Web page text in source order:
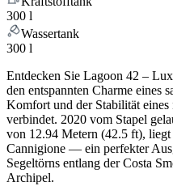
300 l
Wassertank
300 l
Entdecken Sie Lagoon 42 –
den entspannten Charme eines
Komfort und der Stabilität
verbindet. 2020 vom Stapel
von 12.94 Metern (42.5 ft),
Cannigione — ein perfekter
Segeltörns entlang der Costa
Archipel.